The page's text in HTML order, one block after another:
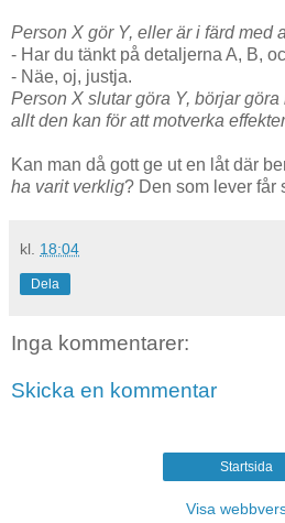
Person X gör Y, eller är i färd med
- Har du tänkt på detaljerna A, B,
- Näe, oj, justja.
Person X slutar göra Y, börjar
allt den kan för att motverka
Kan man då gott ge ut en låt där
ha varit verklig? Den som lever får
kl. 18:04
Dela
Inga kommentarer:
Skicka en kommentar
Startsida
Visa